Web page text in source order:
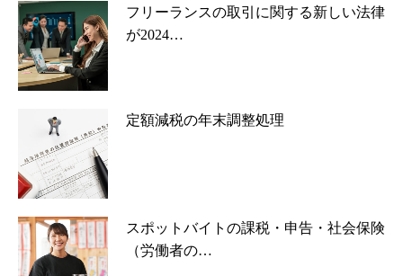
フリーランスの取引に関する新しい法律
が2024…
定額減税の年末調整処理
スポットバイトの課税・申告・社会保険
（労働者の…